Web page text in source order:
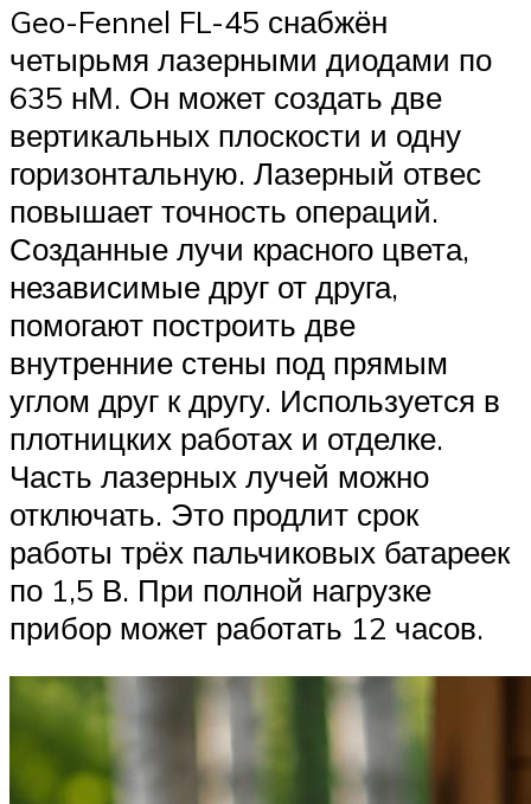
Geo-Fennel FL-45 снабжён
четырьмя лазерными диодами по
635 нМ. Он может создать две
вертикальных плоскости и одну
горизонтальную. Лазерный отвес
повышает точность операций.
Созданные лучи красного цвета,
независимые друг от друга,
помогают построить две
внутренние стены под прямым
углом друг к другу. Используется в
плотницких работах и отделке.
Часть лазерных лучей можно
отключать. Это продлит срок
работы трёх пальчиковых батареек
по 1,5 В. При полной нагрузке
прибор может работать 12 часов.